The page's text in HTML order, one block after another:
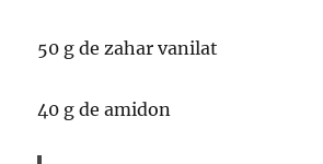
50 g de zahar vanilat
40 g de amidon